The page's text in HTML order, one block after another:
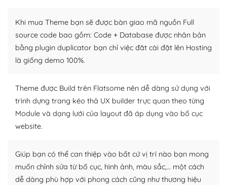
kiếm những cộng đồng WordPress, họ sẽ giúp bạn trả
lời, giải đáp vấn đề của bạn.
Cộng đồng sử dụng WordPress sẵn sàng hỗ trợ bạn
Plugin mở rộng là thành phần cài đặt thêm vào
WordPress để tăng thêm các tính năng cần thiết. Có
nhiều plugin trả phí hoặc miễn phí.
plugin của WordPress rất phong phú. Bạn có thể thỏa
thích chọn lựa plugin và themes phù hợp cho mục đích
lập website của mình.
Khi mua Theme bạn sẽ được bàn giao mã nguồn Full
source code bao gồm: Code + Database được nhân bản
bằng plugin duplicator bạn chỉ việc đăt cài đặt lên Hosting
là giống demo 100%.
Theme được Build trên Flatsome nên dễ dàng sử dụng với
trình dựng trang kéo thả UX builder trực quan theo từng
Module và dạng lưới của layout đã áp dụng vào bố cục
website.
Giúp bạn có thể can thiệp vào bất cứ vị trí nào bạn mong
muốn chỉnh sửa từ bố cục, hình ảnh, màu sắc,… một cách
dễ dàng phù hợp với phong cách cũng như thương hiệu